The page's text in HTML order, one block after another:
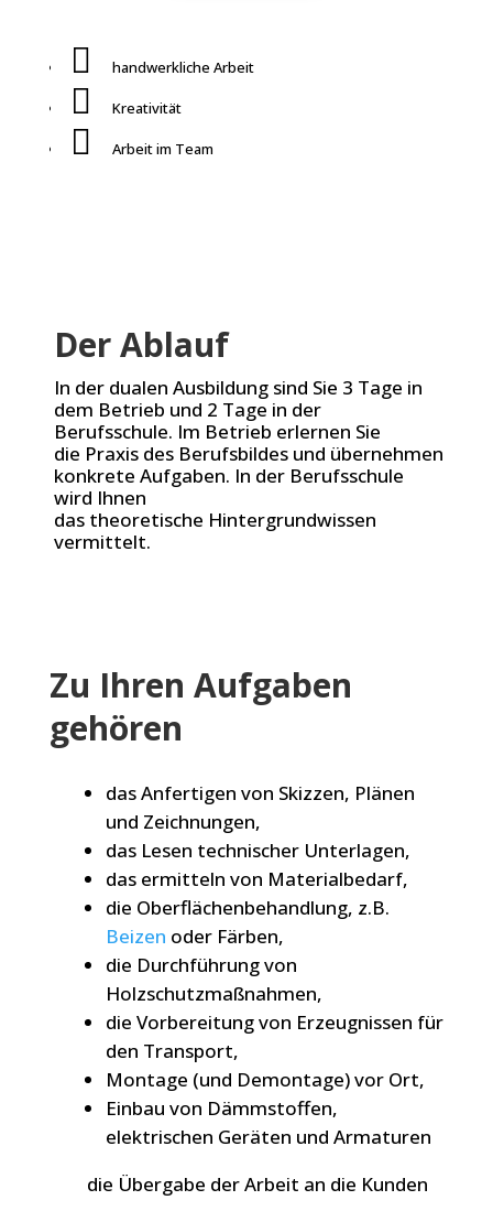
 handwerkliche Arbeit
 Kreativität
 Arbeit im Team
Der Ablauf
In der dualen Ausbildung sind Sie 3 Tage in
dem Betrieb und 2 Tage in der
Berufsschule. Im Betrieb erlernen Sie
die Praxis des Berufsbildes und übernehmen
konkrete Aufgaben. In der Berufsschule
wird Ihnen
das theoretische Hintergrundwissen
vermittelt.
Zu Ihren Aufgaben
gehören
das Anfertigen von Skizzen, Plänen
und Zeichnungen,
das Lesen technischer Unterlagen,
das ermitteln von Materialbedarf,
die Oberflächenbehandlung, z.B.
Beizen oder Färben,
die Durchführung von
Holzschutzmaßnahmen,
die Vorbereitung von Erzeugnissen für
den Transport,
Montage (und Demontage) vor Ort,
Einbau von Dämmstoffen,
elektrischen Geräten und Armaturen
die Übergabe der Arbeit an die Kunden